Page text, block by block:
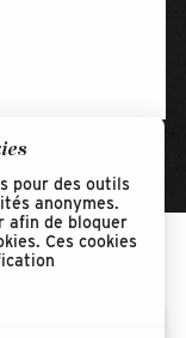
pour des outils
anonymes.
afin de bloquer
Ces cookies